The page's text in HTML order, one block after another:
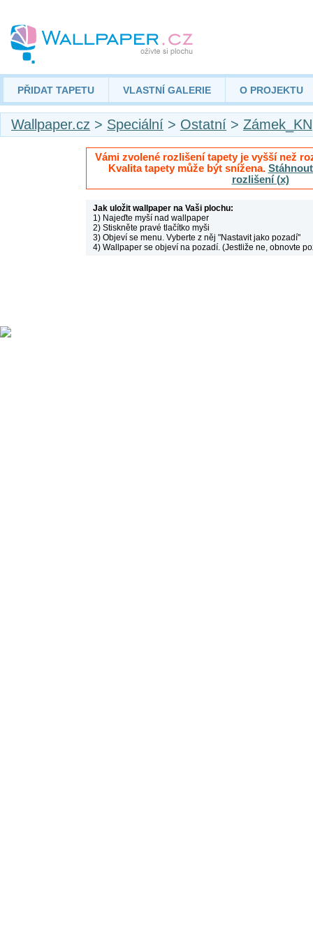
PŘIDAT TAPETU VLASTNÍ GALERIE O PROJEKTU
Wallpaper.cz > Speciální > Ostatní > Zámek_KN
Vámi zvolené rozlišení tapety je vyšší než
Kvalita tapety může být snížena.
rozlišení (x)
Jak uložit wallpaper na Vaši plochu:
1) Najeďte myší nad wallpaper
2) Stiskněte pravé tlačítko myši
3) Objeví se menu. Vyberte z něj "Nastavit jako pozadí"
4) Wallpaper se objeví na pozadí. (Jestliže ne, obnovte